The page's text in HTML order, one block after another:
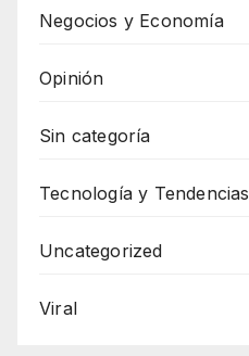
Negocios y Economía
Opinión
Sin categoría
Tecnología y Tendencias
Uncategorized
Viral